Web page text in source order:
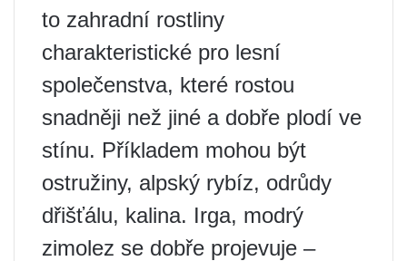
to zahradní rostliny
charakteristické pro lesní
společenstva, které rostou
snadněji než jiné a dobře plodí ve
stínu. Příkladem mohou být
ostružiny, alpský rybíz, odrůdy
dřišťálu, kalina. Irga, modrý
zimolez se dobře projevuje –